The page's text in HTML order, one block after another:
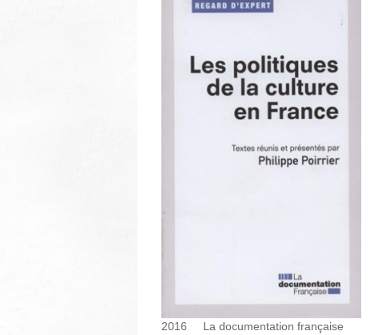
2016
La documentation française